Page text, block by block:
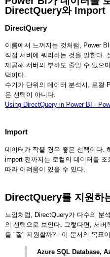
DirectQuery와 Import
DirectQuery
이름에서 느껴지는 것처럼, Power
직접 서버에 쿼리하는 것을 말한다.
제공해 서버의 부하도 줄일 수 있으
택이다.
수기가 단위의 데이터 분석시, 로컬
은 선택이 아니다.
Using DirectQuery in Power BI -
Import
데이터가 작을 경우 좋은 선택이다.
import 전까지는 로컬의 데이터를
따라 어려움이 있을 수 있다.
DirectQuery를 지원하
느낌처럼, DirectQuery가 다수의 분
의 선택으로 보인다. 그렇다면, 서
를 "잘" 지원할까? - 이 문서의 목표
Azure SQL Database,